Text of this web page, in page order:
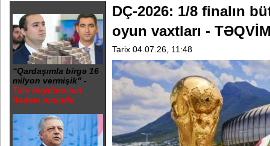
“Qardaşımla birgə 16
milyon vermişik” -
Tale Heydərovun
ifadəsi oxundu
DÇ-2026: 1/8 finalın
oyun vaxtları -
Tarix 04.07.26, 11:48